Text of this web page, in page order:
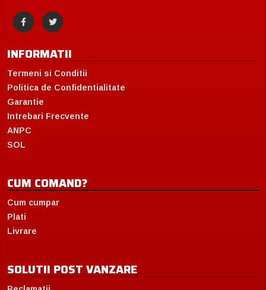
INFORMATII
Termeni si Conditii
Politica de Confidentialitate
Garantie
Intrebari Frecvente
ANPC
SOL
CUM COMAND?
Cum cumpar
Plati
Livrare
SOLUTII POST VANZARE